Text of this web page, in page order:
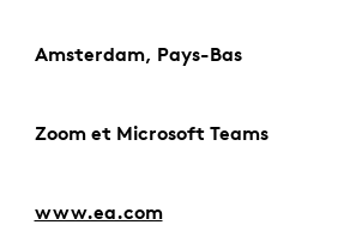
Amsterdam, Pays-Bas
Zoom et Microsoft Teams
www.ea.com